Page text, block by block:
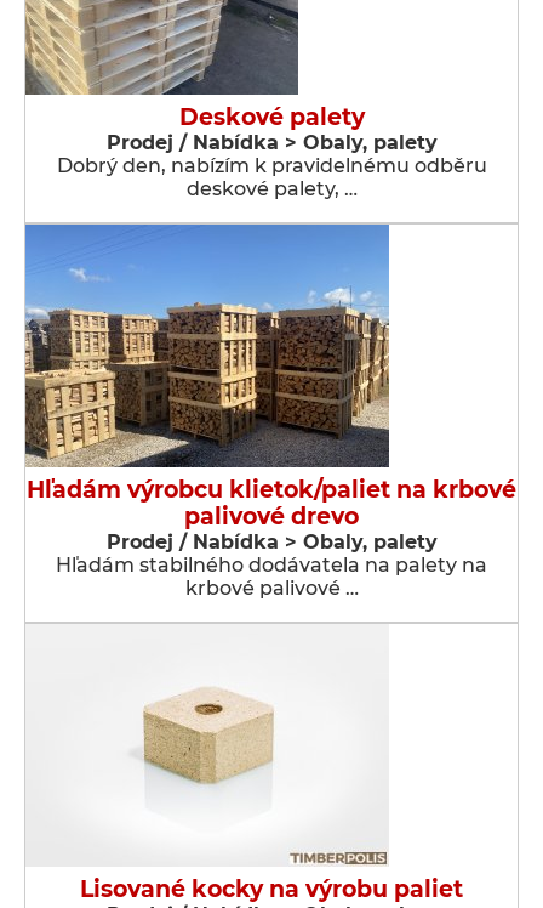
Deskové palety
Prodej / Nabídka > Obaly, palety
Dobrý den, nabízím k pravidelnému odběru
deskové palety, …
Hľadám výrobcu klietok/paliet na krbové
palivové drevo
Prodej / Nabídka > Obaly, palety
Hľadám stabilného dodávatela na palety na
krbové palivové …
Lisované kocky na výrobu paliet